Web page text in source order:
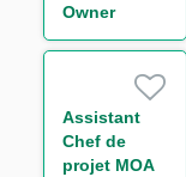
Owner
Middle
Finance H/F
Assistant
Chef de
projet MOA